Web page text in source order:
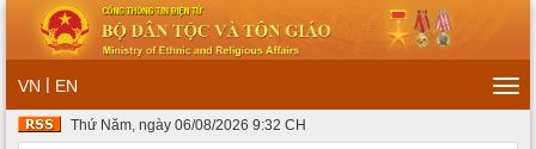
VN | EN
Thứ Năm, ngày 06/08/2026 9:32 CH